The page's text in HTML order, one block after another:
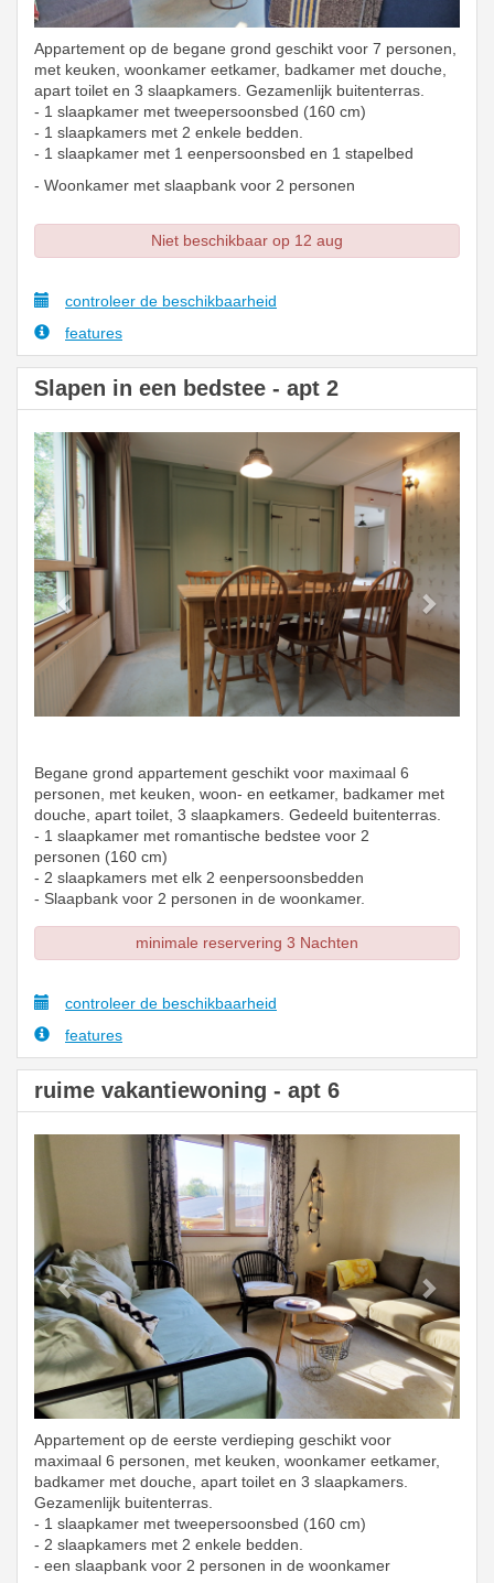
Appartement op de begane grond geschikt voor 7 personen,
met keuken, woonkamer eetkamer, badkamer met douche,
apart toilet en 3 slaapkamers. Gezamenlijk buitenterras.
- 1 slaapkamer met tweepersoonsbed (160 cm)
- 1 slaapkamers met 2 enkele bedden.
- 1 slaapkamer met 1 eenpersoonsbed en 1 stapelbed
- Woonkamer met slaapbank voor 2 personen
Niet beschikbaar op 12 aug
controleer de beschikbaarheid
features
Slapen in een bedstee - apt 2
Previous Next
Begane grond appartement geschikt voor maximaal 6
personen, met keuken, woon- en eetkamer, badkamer met
douche, apart toilet, 3 slaapkamers. Gedeeld buitenterras.
- 1 slaapkamer met romantische bedstee voor 2
personen (160 cm)
- 2 slaapkamers met elk 2 eenpersoonsbedden
- Slaapbank voor 2 personen in de woonkamer.
minimale reservering 3 Nachten
controleer de beschikbaarheid
features
ruime vakantiewoning - apt 6
Previous
Appartement op de eerste verdieping geschikt voor
maximaal 6 personen, met keuken, woonkamer eetkamer,
badkamer met douche, apart toilet en 3 slaapkamers.
Gezamenlijk buitenterras.
- 1 slaapkamer met tweepersoonsbed (160 cm)
- 2 slaapkamers met 2 enkele bedden.
- een slaapbank voor 2 personen in de woonkamer